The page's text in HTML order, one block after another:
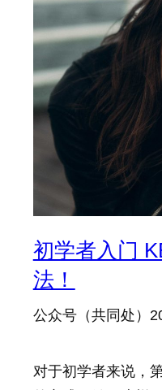
初学者入门
法！
公众号（共同处）
对于初学者来说，